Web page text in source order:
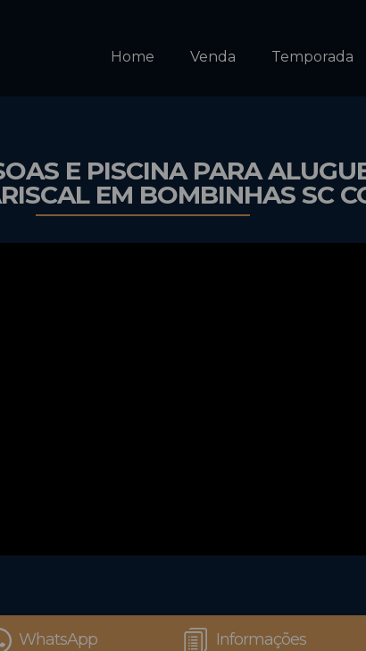
Temporada
Venda
Home
E PISCINA PARA
EM BOMBINHAS SC
WhatsApp Informações